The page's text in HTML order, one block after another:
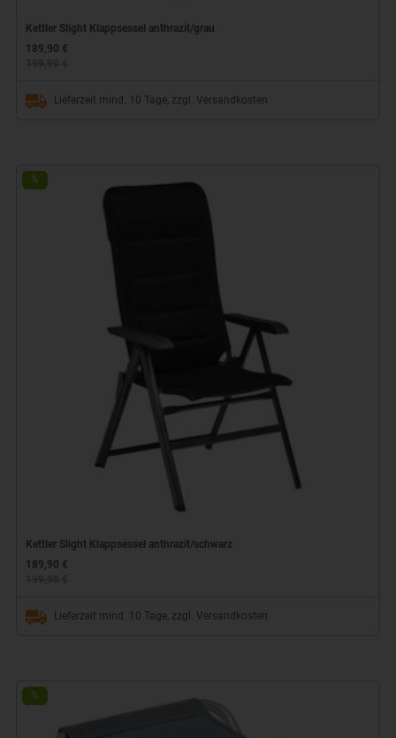
Kettler Slight Klappsessel anthrazit/grau
189,90 €
Lieferzeit mind. 10 Tage, zzgl. Versandkosten
%
Kettler Slight Klappsessel anthrazit/schwarz
189,90 €
Lieferzeit mind. 10 Tage, zzgl. Versandkosten
%